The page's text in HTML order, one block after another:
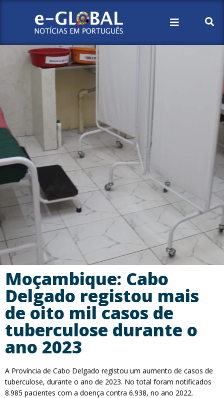
Moçambique: Cabo
Delgado registou mais
de oito mil casos de
tuberculose durante o
ano 2023
A Província de Cabo Delgado registou um aumento de casos de
tuberculose, durante o ano de 2023. No total foram notificados
8.985 pacientes com a doença contra 6.938, no ano 2022.